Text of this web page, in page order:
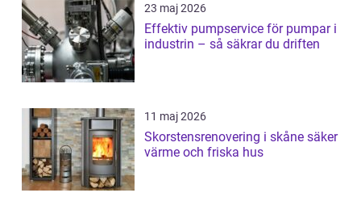
23 maj 2026
Effektiv pumpservice för pumpar i
industrin – så säkrar du driften
11 maj 2026
Skorstensrenovering i skåne säker
värme och friska hus